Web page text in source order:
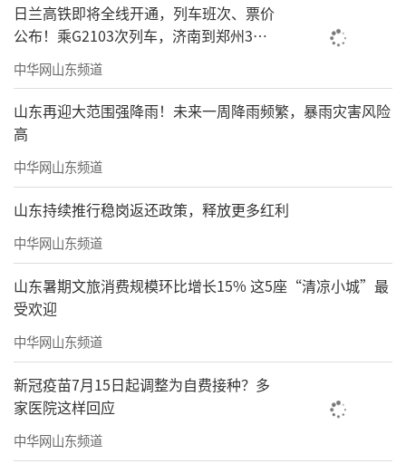
日兰高铁即将全线开通，列车班次、票价
公布！乘G2103次列车，济南到郑州3小
时到达
中华网山东频道
山东再迎大范围强降雨！未来一周降雨频繁，暴雨灾害风险
高
中华网山东频道
山东持续推行稳岗返还政策，释放更多红利
中华网山东频道
山东暑期文旅消费规模环比增长15% 这5座“清凉小城”最
受欢迎
中华网山东频道
新冠疫苗7月15日起调整为自费接种？多
家医院这样回应
中华网山东频道